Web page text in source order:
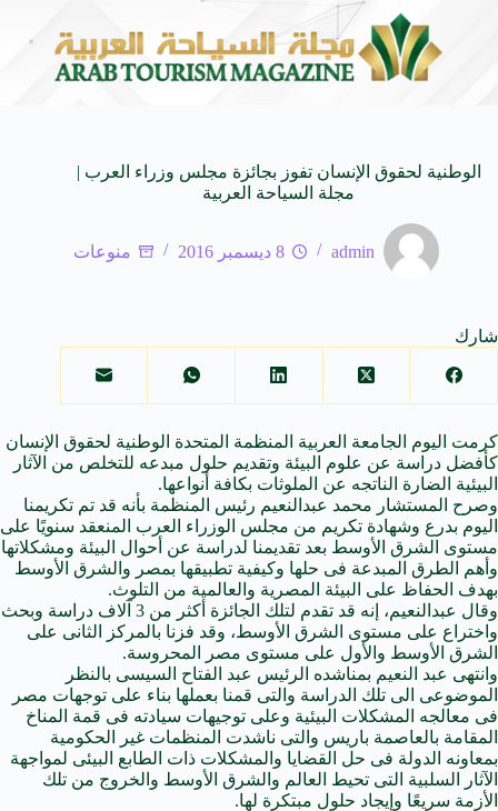
7 أغسطس 2026 مهرجان صيف بريدة يستقطب أكثر من 4 آلاف زائر يوميا ويوفر 500
الوطنية لحقوق الإنسان تفوز بجائزة مجلس وزراء العرب |
مجلة السياحة العربية
admin 8 ديسمبر 2016 منوعات
شارك
كرمت اليوم الجامعة العربية المنظمة المتحدة الوطنية لحقوق الإنسان
كأفضل دراسة عن علوم البيئة وتقديم حلول مبدعه للتخلص من الآثار
البيئية الضارة الناتجه عن الملوثات بكافة أنواعها.
وصرح المستشار محمد عبدالنعيم رئيس المنظمة بأنه قد تم تكريمنا
اليوم بدرع وشهادة تكريم من مجلس الوزراء العرب المنعقد سنويًا على
مستوى الشرق الأوسط بعد تقديمنا لدراسة عن أحوال البيئة ومشكلاتها
وأهم الطرق المبدعة فى حلها وكيفية تطبيقها بمصر والشرق الأوسط
بهدف الحفاظ على البيئة المصرية والعالمية من التلوث.
وقال عبدالنعيم، إنه قد تقدم لتلك الجائزة أكثر من 3 آلاف
دراسة وبحث
واختراع على مستوى الشرق الأوسط، وقد فزنا بالمركز الثانى على
الشرق الأوسط والأول على مستوى مصر المحروسة.
وانتهى عبد النعيم بمناشده الرئيس عبد الفتاح السيسى بالنظر
الموضوعى الى تلك الدراسة والتى قمنا بعملها بناء على توجهات مصر
فى معالجه المشكلات البيئية وعلى توجيهات سيادته فى قمة المناخ
المقامة بالعاصمة باريس والتى ناشدت المنظمات غير الحكومية
بمعاونه الدولة فى حل القضايا والمشكلات ذات الطابع البيئى لمواجهة
الآثار السلبية التى تحيط العالم والشرق الأوسط والخروج من تلك
الأزمة سريعًا وإيجاد حلول مبتكرة لها.